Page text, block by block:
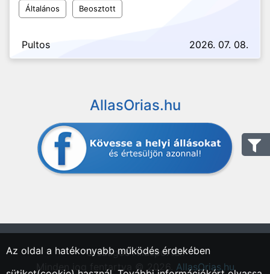
Általános Beosztott
Pultos 2026. 07. 08.
AllasOrias.hu
"Országos Állásportál."
Minden jog fentartva © 2026. AllasOrias.hu
Az oldal a hatékonyabb működés érdekében